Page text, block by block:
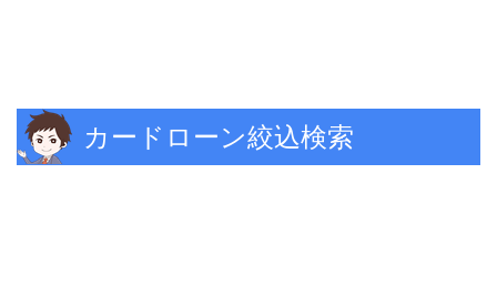
カードローン絞込検索